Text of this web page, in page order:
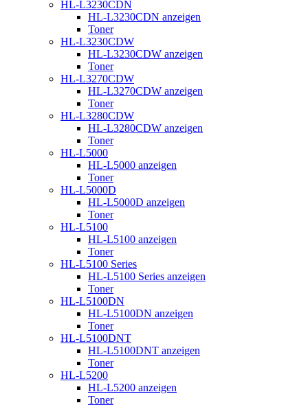
HL-L3230CDN
HL-L3230CDN anzeigen
Toner
HL-L3230CDW
HL-L3230CDW anzeigen
Toner
HL-L3270CDW
HL-L3270CDW anzeigen
Toner
HL-L3280CDW
HL-L3280CDW anzeigen
Toner
HL-L5000
HL-L5000 anzeigen
Toner
HL-L5000D
HL-L5000D anzeigen
Toner
HL-L5100
HL-L5100 anzeigen
Toner
HL-L5100 Series
HL-L5100 Series anzeigen
Toner
HL-L5100DN
HL-L5100DN anzeigen
Toner
HL-L5100DNT
HL-L5100DNT anzeigen
Toner
HL-L5200
HL-L5200 anzeigen
Toner